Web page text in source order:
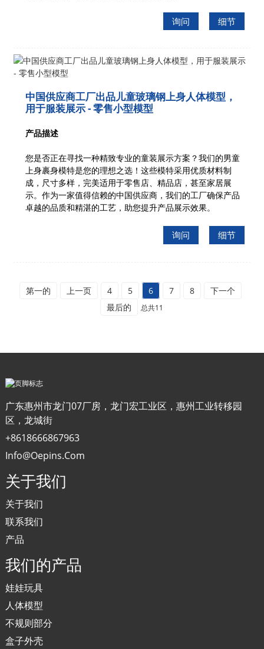
询问 细节
中国供应商工厂出品儿童玻璃钢上身人体模型，
用于服装展示 - 零售小型模型
产品描述
您是否正在寻找一种精致专业的童装展示方案？我们的男童
上身裹身模特是您的理想之选！这些模特采用优质材料制
成，尺寸多样，完美适用于零售店、精品店，甚至家居展
示。作为一家值得信赖的中国供应商，我们的工厂确保产品
卓越的品质和精湛的工艺，助您提升产品展示效果。
询问 细节
第一的 上一页 4 5 6 7 8
下一个
最后的
总共11
广东惠州市龙门07厂房，龙门宏工业区，惠州工业转移园
区，龙城街
+8618666867963
Info@oepins.com
关于我们
关于我们
联系我们
产品
我们的产品
娃娃玩具
人体模型
不规则部分
盒子外壳